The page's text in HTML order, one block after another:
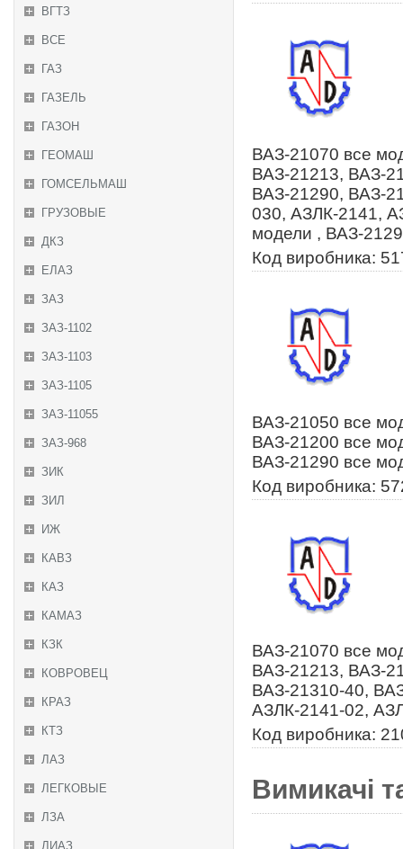
ВГТЗ
ВСЕ
ГАЗ
ГАЗЕЛЬ
ГАЗОН
ГЕОМАШ
ГОМСЕЛЬМАШ
ГРУЗОВЫЕ
ДКЗ
ЕЛАЗ
ЗАЗ
ЗАЗ-1102
ЗАЗ-1103
ЗАЗ-1105
ЗАЗ-11055
ЗАЗ-968
ЗИК
ЗИЛ
ИЖ
КАВЗ
КАЗ
КАМАЗ
КЗК
КОВРОВЕЦ
КРАЗ
КТЗ
ЛАЗ
ЛЕГКОВЫЕ
ЛЗА
ЛИАЗ
ВАЗ-21070 все
ВАЗ-21213, ВАЗ-
ВАЗ-21290, ВАЗ-
030, АЗЛК-2141,
модели , ВАЗ-
Код виробника:
ВАЗ-21050 все
ВАЗ-21200 все
ВАЗ-21290 все
Код виробника:
ВАЗ-21070 все
ВАЗ-21213, ВАЗ-
ВАЗ-21310-40,
АЗЛК-2141-02,
Код виробника:
Вимикачі